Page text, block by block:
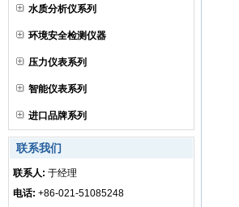
水质分析仪系列
环境安全检测仪器
压力仪表系列
智能仪表系列
进口品牌系列
联系我们
联系人: 于经理
电话: +86-021-51085248